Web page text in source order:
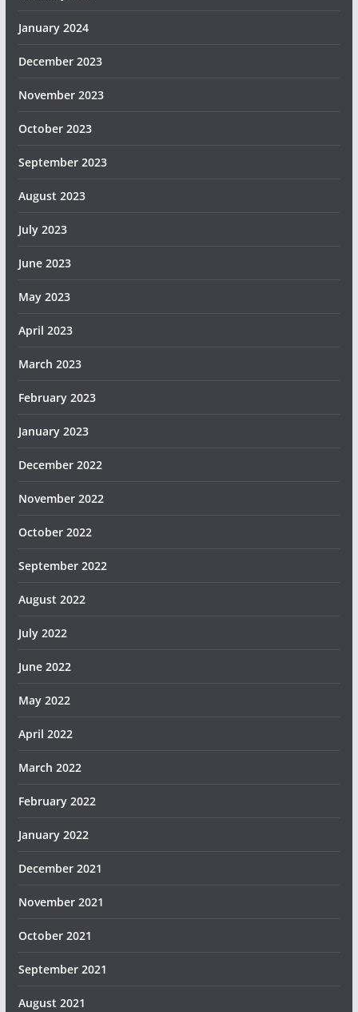
January 2024
December 2023
November 2023
October 2023
September 2023
August 2023
July 2023
June 2023
May 2023
April 2023
March 2023
February 2023
January 2023
December 2022
November 2022
October 2022
September 2022
August 2022
July 2022
June 2022
May 2022
April 2022
March 2022
February 2022
January 2022
December 2021
November 2021
October 2021
September 2021
August 2021